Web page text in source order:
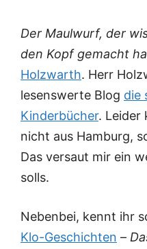
Der Maulwurf, der
den Kopf gemacht
Holzwarth. Herr
lesenswerte Blog die
Kinderbücher. Leider
nicht aus Hamburg,
Das versaut mir ein
solls.
Nebenbei, kennt ihr
Klo-Geschichten –